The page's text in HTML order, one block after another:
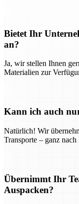
Bietet Ihr
an?
Ja, wir stellen Ihnen
Materialien zur
Kann ich auch
Natürlich! Wir
Transporte – ganz
Übernimmt Ihr
Auspacken?